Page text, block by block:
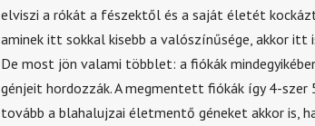
elviszi a rókát a fészektől és a saját életét
aminek itt sokkal kisebb a valószínűsége, akkor itt
De most jön valami többlet: a fiókák
génjeit hordozzák. A megmentett fiókák így 4-
tovább a blahalujzai életmentő géneket akkor is,